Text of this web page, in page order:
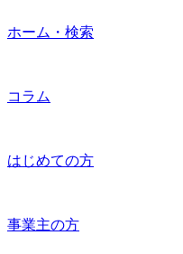
ホーム・検索
コラム
はじめての方
事業主の方